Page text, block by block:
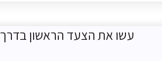
עשו את הצעד הראשון בדרך